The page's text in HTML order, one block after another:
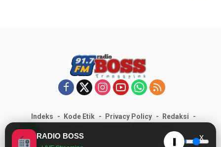
Indeks Kode Etik Privacy Policy
Redaksi
RADIOBOSSFM.COM © 2025
x
RADIO BOSS
1